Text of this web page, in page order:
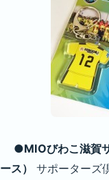
●MIOびわこ滋賀
ース）
サポーターズ